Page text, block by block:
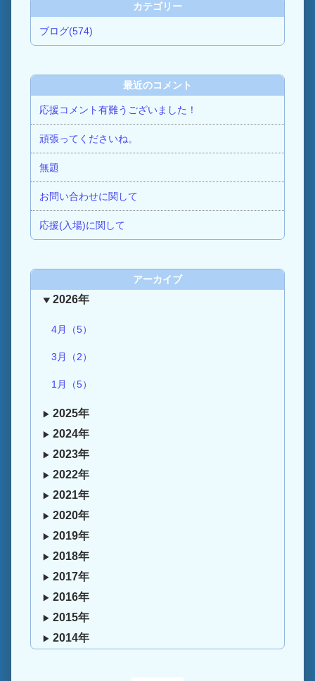
カテゴリー
ブログ(574)
最近のコメント
応援コメント有難うございました！
頑張ってくださいね。
無題
お問い合わせに関して
応援(入場)に関して
アーカイブ
2026年
4月（5）
3月（2）
1月（5）
2025年
2024年
2023年
2022年
2021年
2020年
2019年
2018年
2017年
2016年
2015年
2014年